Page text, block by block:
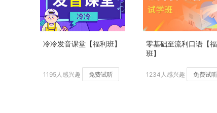
冷冷发音课堂【福利班】
1195人感兴趣 免费试听
零基础至流利口语【
班】
1234人感兴趣 免费试听